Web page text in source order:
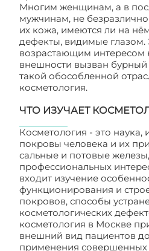
Многим женщинам, а в
мужчинам, не
их кожа, имеются ли на
дефекты, видимые
возрастающим интересом
внешности вызван бурный
такой обособленной
косметология.
ЧТО ИЗУЧАЕТ
Косметология - это
покровы человека и их
сальные и потовые
профессиональных
входит изучение
функционирования и
покровов, способы
косметологических
косметология в Москве
внешний вид пациентов
применения совершенных